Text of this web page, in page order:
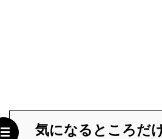
気になるところだ